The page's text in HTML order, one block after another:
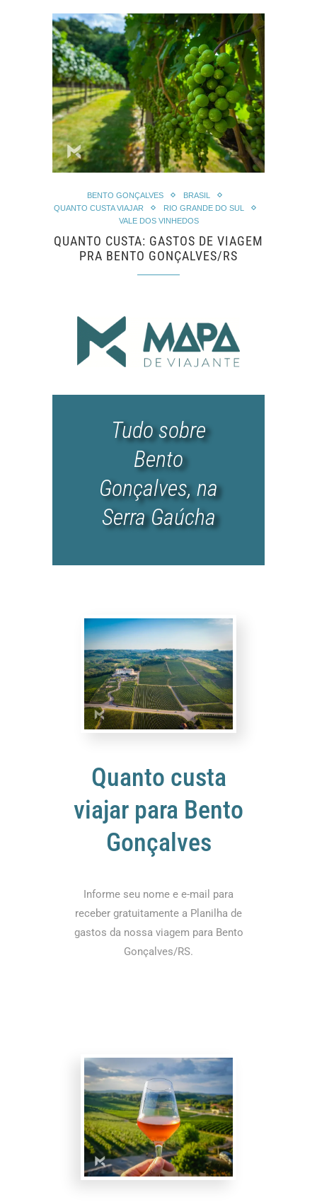
BENTO GONÇALVES
BRASIL
QUANTO CUSTA VIAJAR
RIO GRANDE DO SUL
VALE DOS VINHEDOS
QUANTO CUSTA: GASTOS DE VIAGEM
PRA BENTO GONÇALVES/RS
Tudo sobre
Bento
Gonçalves, na
Serra Gaúcha
Quanto custa
viajar para Bento
Gonçalves
Informe seu nome e e-mail para
receber gratuitamente a Planilha de
gastos da nossa viagem para Bento
Gonçalves/RS.